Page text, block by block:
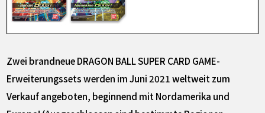
Zwei brandneue DRAGON BALL SUPER CARD GAME-
Erweiterungssets werden im Juni 2021 weltweit zum
Verkauf angeboten, beginnend mit Nordamerika und